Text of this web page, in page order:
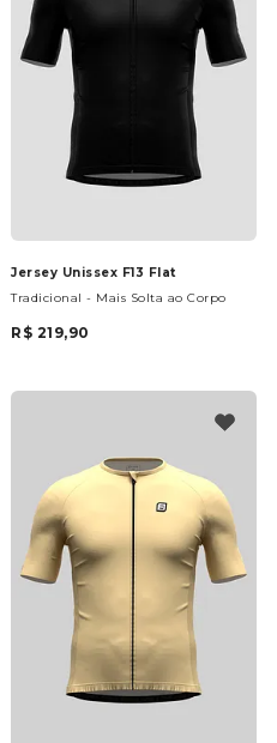
Jersey Unissex F13 Flat
Tradicional - Mais Solta ao Corpo
R$ 219,90